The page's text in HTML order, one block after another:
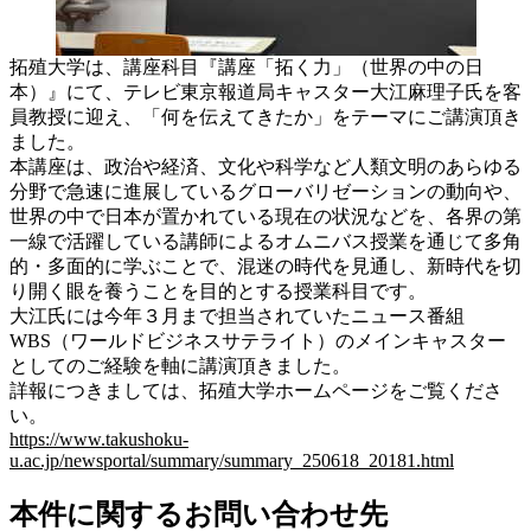
拓殖大学は、講座科目『講座「拓く力」（世界の中の日
本）』にて、テレビ東京報道局キャスター大江麻理子氏を客
員教授に迎え、「何を伝えてきたか」をテーマにご講演頂き
ました。
本講座は、政治や経済、文化や科学など人類文明のあらゆる
分野で急速に進展しているグローバリゼーションの動向や、
世界の中で日本が置かれている現在の状況などを、各界の第
一線で活躍している講師によるオムニバス授業を通じて多角
的・多面的に学ぶことで、混迷の時代を見通し、新時代を切
り開く眼を養うことを目的とする授業科目です。
大江氏には今年３月まで担当されていたニュース番組
WBS（ワールドビジネスサテライト）のメインキャスター
としてのご経験を軸に講演頂きました。
詳報につきましては、拓殖大学ホームページをご覧くださ
い。
https://www.takushoku-
u.ac.jp/newsportal/summary/summary_250618_20181.html
本件に関するお問い合わせ先